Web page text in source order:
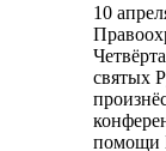
10
святых
помощи